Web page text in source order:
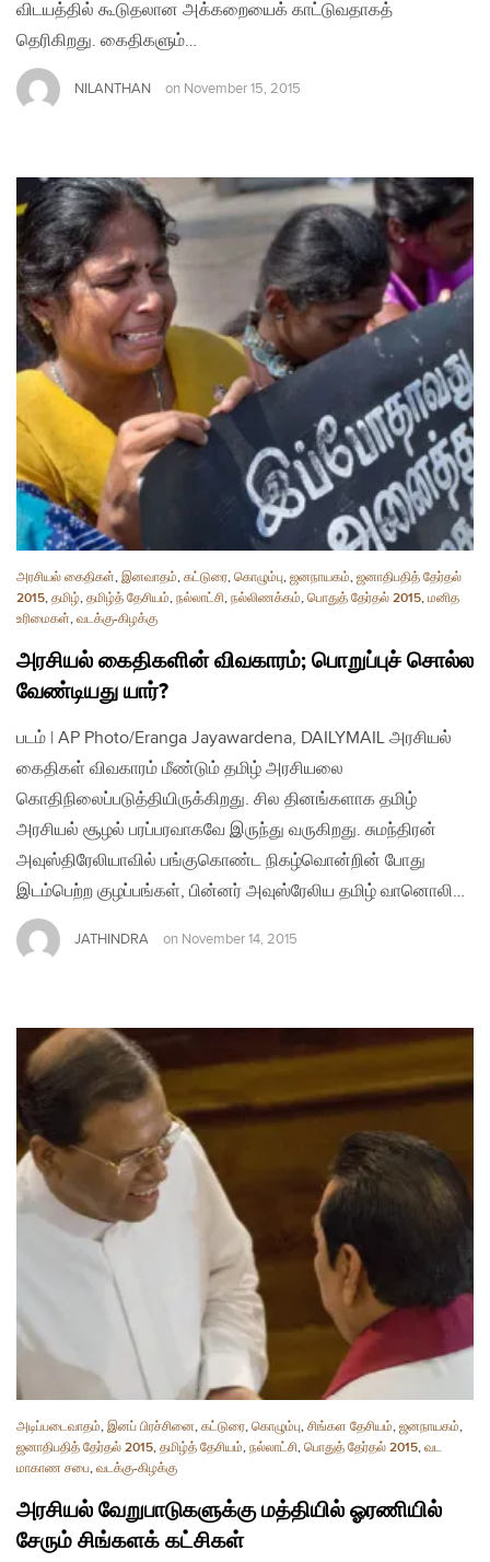
விடயத்தில் கூடுதலான அக்கறையைக் காட்டுவதாகத்
தெரிகிறது. கைதிகளும்…
NILANTHAN on November 15, 2015
அரசியல் கைதிகள், இனவாதம், கட்டுரை, கொழும்பு, ஜனநாயகம், ஜனாதிபதித் தேர்தல்
2015, தமிழ், தமிழ்த் தேசியம், நல்லாட்சி, நல்லிணக்கம், பொதுத் தேர்தல் 2015, மனித
உரிமைகள், வடக்கு-கிழக்கு
அரசியல் கைதிகளின் விவகாரம்; பொறுப்புச் சொல்ல
வேண்டியது யார்?
படம் | AP Photo/Eranga Jayawardena, DAILYMAIL அரசியல்
கைதிகள் விவகாரம் மீண்டும் தமிழ் அரசியலை
கொதிநிலைப்படுத்தியிருக்கிறது. சில தினங்களாக தமிழ்
அரசியல் சூழல் பரப்பரவாகவே இருந்து வருகிறது. சுமந்திரன்
அவுஸ்திரேலியாவில் பங்குகொண்ட நிகழ்வொன்றின் போது
இடம்பெற்ற குழப்பங்கள், பின்னர் அவுஸ்ரேலிய தமிழ் வானொலி…
JATHINDRA on November 14, 2015
அடிப்படைவாதம், இனப் பிரச்சினை, கட்டுரை, கொழும்பு, சிங்கள தேசியம், ஜனநாயகம்,
ஜனாதிபதித் தேர்தல் 2015, தமிழ்த் தேசியம், நல்லாட்சி, பொதுத் தேர்தல் 2015, வட
மாகாண சபை, வடக்கு-கிழக்கு
அரசியல் வேறுபாடுகளுக்கு மத்தியில் ஓரணியில்
சேரும் சிங்களக் கட்சிகள்